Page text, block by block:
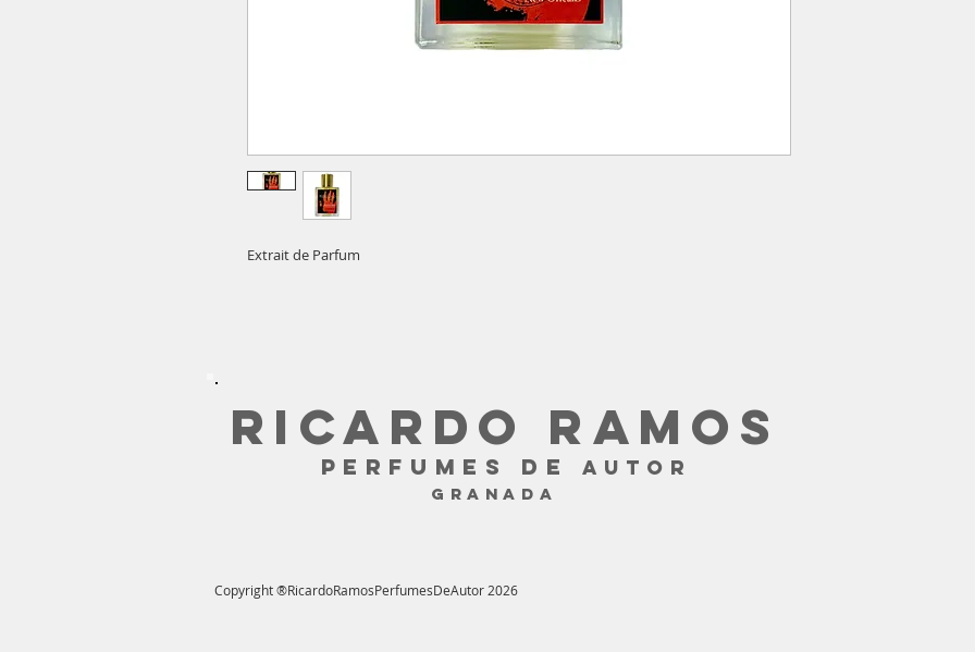
Extrait de Parfum
RICARDO RAMOS
PERFUMES DE AUTOR
GRANADA
Copyright ®RicardoRamosPerfumesDeAutor 2026